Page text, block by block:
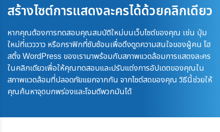
สร้างไซต์การแสดงละครได้ด้วยคลิกเดียว
หากคุณต้องการทดสอบคุณสมบัติใหม่บนเว็บไซต์ของคุณ เช่น ปุ่ม
ใหม่ที่แวววาว หรือกราฟิกที่ซับซ้อนเพื่อดึงดูดความสนใจของผู้คน โฮ
สติ้ง WordPress ของเรามาพร้อมกับสภาพแวดล้อมการแสดงละคร
ในคลิกเดียวเพื่อให้คุณทดสอบและปรับแต่งการอัปเดตของคุณใน
สภาพแวดล้อมที่ปลอดภัยแยกจากกัน จากไซต์สดของคุณ วิธีนี้ช่วยให้
คุณค้นหาจุดบกพร่องและโจมตีพวกมันได้